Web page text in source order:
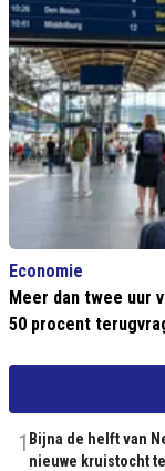
Economie
Meer dan twee uur
50 procent
1 Bijna de helft van
nieuwe kruistocht